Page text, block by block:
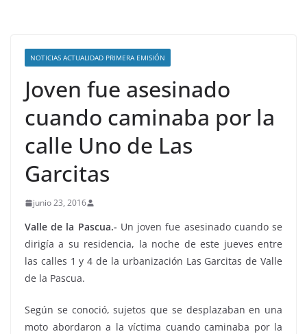
NOTICIAS ACTUALIDAD PRIMERA EMISIÓN
Joven fue asesinado
cuando caminaba por la
calle Uno de Las
Garcitas
junio 23, 2016
Valle de la Pascua.- Un joven fue asesinado cuando se
dirigía a su residencia, la noche de este jueves entre
las calles 1 y 4 de la urbanización Las Garcitas de Valle
de la Pascua.
Según se conoció, sujetos que se desplazaban en una
moto abordaron a la víctima cuando caminaba por la